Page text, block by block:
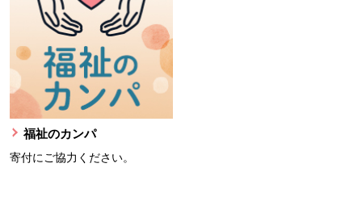
福祉のカンパ
寄付にご協力ください。